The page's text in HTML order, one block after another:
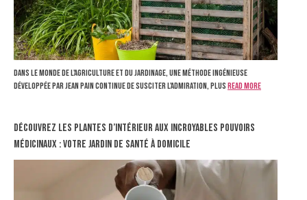
Dans le monde de l'agriculture et du jardinage, une méthode ingénieuse
développée par Jean Pain continue de susciter l'admiration, plusRead more
Découvrez les plantes d’intérieur aux incroyables pouvoirs
médicinaux : votre jardin de santé à domicile